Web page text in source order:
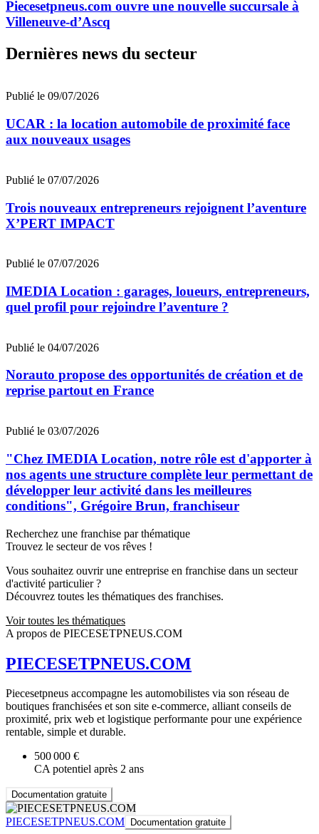
Piecesetpneus.com ouvre une nouvelle succursale à
Villeneuve-d’Ascq
Dernières news du secteur
Publié le 09/07/2026
UCAR : la location automobile de proximité face
aux nouveaux usages
Publié le 07/07/2026
Trois nouveaux entrepreneurs rejoignent l’aventure
X’PERT IMPACT
Publié le 07/07/2026
IMEDIA Location : garages, loueurs, entrepreneurs,
quel profil pour rejoindre l’aventure ?
Publié le 04/07/2026
Norauto propose des opportunités de création et de
reprise partout en France
Publié le 03/07/2026
"Chez IMEDIA Location, notre rôle est d'apporter à
nos agents une structure complète leur permettant de
développer leur activité dans les meilleures
conditions", Grégoire Brun, franchiseur
Recherchez une franchise par thématique
Trouvez le secteur de vos rêves !
Vous souhaitez ouvrir une entreprise en franchise dans un secteur
d'activité particulier ?
Découvrez toutes les thématiques des franchises.
Voir toutes les thématiques
A propos de PIECESETPNEUS.COM
PIECESETPNEUS.COM
Piecesetpneus accompagne les automobilistes via son réseau de
boutiques franchisées et son site e-commerce, alliant conseils de
proximité, prix web et logistique performante pour une expérience
rentable, simple et durable.
500 000 €
CA potentiel après 2 ans
Documentation gratuite
PIECESETPNEUS.COM Documentation gratuite